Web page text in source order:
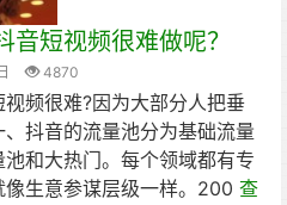
音短视频很难做呢？
4870
频很难?因为大部分人把垂
抖音的流量池分为基础流量
和大热门。每个领域都有专
生意参谋层级一样。200 查